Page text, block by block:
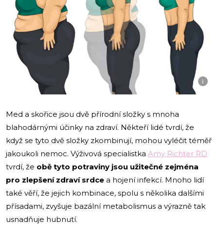
i
Med a skořice jsou dvě přírodní složky s mnoha
blahodárnými účinky na zdraví. Někteří lidé tvrdí, že
když se tyto dvě složky zkombinují, mohou vyléčit téměř
jakoukoli nemoc. Výživová specialistka Amy Richter RD
tvrdí, že obě tyto potraviny jsou užitečné zejména
pro zlepšení zdraví srdce a hojení infekcí. Mnoho lidí
také věří, že jejich kombinace, spolu s několika dalšími
přísadami, zvyšuje bazální metabolismus a výrazně tak
usnadňuje hubnutí.